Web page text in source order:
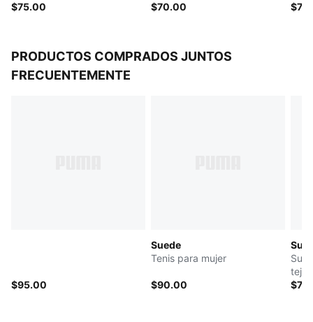
$75.00 para mujer
$70.00
PRODUCTOS COMPRADOS JUNTOS
FRECUENTEMENTE
$95.00
Suede
Tenis para mujer
$90.00
Su